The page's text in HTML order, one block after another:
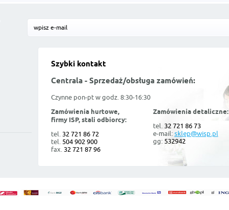
Szybki kontakt
Centrala - Sprzedaż/obsługa zamówień:
Czynne pon-pt w godz. 8:30-16:30
Zamówienia hurtowe,
firmy ISP, stali odbiorcy:
tel. 32 721 86 72
tel. 504 902 900
fax. 32 721 87 96
Zamówienia detaliczne:
tel. 32 721 86 73
e-mail:sklep@wisp.pl
gg: 532942